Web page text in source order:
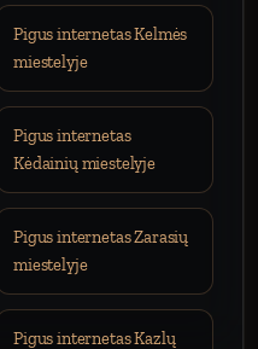
Pigus internetas Kelmės
miestelyje
Pigus internetas
Kėdainių miestelyje
Pigus internetas Zarasių
miestelyje
Pigus internetas Kazlų